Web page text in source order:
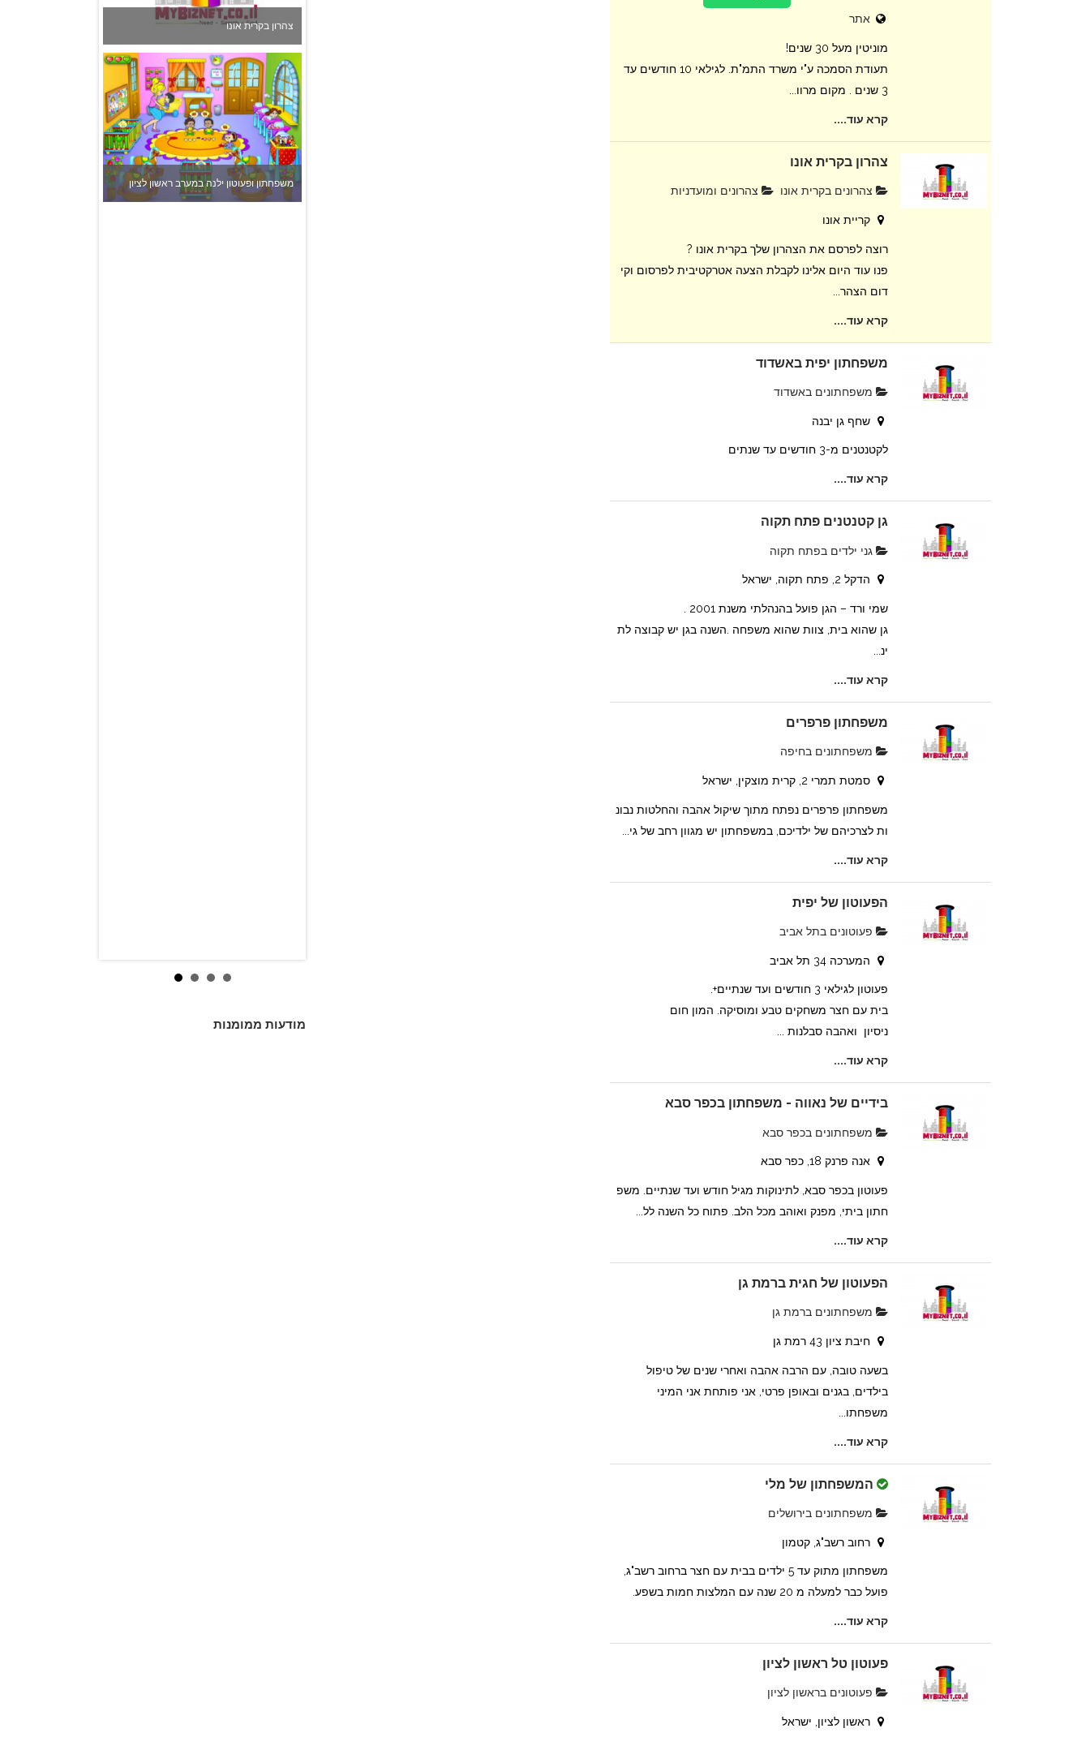
אתר
מוניטין מעל 30 שנים!
תעודת הסמכה ע"י משרד התמ"ת. לגילאי 10 חודשים עד
3 שנים . מקום מרוו...
קרא עוד....
צהרון בקרית אונו
צהרונים בקרית אונו צהרונים ומועדניות
קריית אונו
רוצה לפרסם את הצהרון שלך בקרית אונו ?
פנו עוד היום אלינו לקבלת הצעה אטרקטיבית לפרסום וקי
דום הצהר...
קרא עוד....
משפחתון יפית באשדוד
משפחתונים באשדוד
שחף גן יבנה
לקטנטנים מ-3 חודשים עד שנתים
קרא עוד....
גן קטנטנים פתח תקוה
גני ילדים בפתח תקוה
הדקל 2, פתח תקוה, ישראל
גן שהוא בית, צוות שהוא משפחה .השנה בגן יש קבוצה לת
ינ...
קרא עוד....
משפחתון פרפרים
משפחתונים בחיפה
סמטת תמרי 2, קרית מוצקין, ישראל
משפחתון פרפרים נפתח מתוך שיקול אהבה והחלטות נבונ
ות לצרכיהם של ילדיכם, במשפחתון יש מגוון רחב של גי...
קרא עוד....
הפעוטון של יפית
פעוטונים בתל אביב
המערכה 34 תל אביב
פעוטון לגילאי 3 חודשים ועד שנתיים+.
בית עם חצר משחקים טבע ומוסיקה. המון חום
ניסיון ואהבה סבלנות ...
קרא עוד....
בידיים של נאווה - משפחתון בכפר סבא
משפחתונים בכפר סבא
אנה פרנק 18, כפר סבא
פעוטון בכפר סבא, לתינוקות מגיל חודש ועד שנתיים. משפ
חתון ביתי, מפנק ואוהב מכל הלב. פתוח כל השנה לל...
קרא עוד....
הפעוטון של חגית ברמת גן
משפחתונים ברמת גן
חיבת ציון 43 רמת גן
בשעה טובה, עם הרבה אהבה ואחרי שנים של טיפול
בילדים, בגנים ובאופן פרטי, אני פותחת אני המיני
משפחתו...
קרא עוד....
המשפחתון של מלי
משפחתונים בירושלים
רחוב רשב"ג, קטמון
משפחתון מתוק עד 5 ילדים בבית עם חצר ברחוב רשב"ג,
פועל כבר למעלה מ 20 שנה עם המלצות חמות בשפע.
קרא עוד....
פעוטון טל ראשון לציון
פעוטונים בראשון לציון
ראשון לציון, ישראל
משפחתון ופעוטון ילנה במערב ראשון לציון
מודעות ממומנות